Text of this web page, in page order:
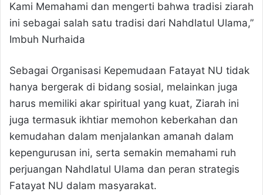
Kami Memahami dan mengerti bahwa tradisi ziarah
ini sebagai salah satu tradisi dari Nahdlatul Ulama,”
Imbuh Nurhaida
Sebagai Organisasi Kepemudaan Fatayat NU tidak
hanya bergerak di bidang sosial, melainkan juga
harus memiliki akar spiritual yang kuat, Ziarah ini
juga termasuk ikhtiar memohon keberkahan dan
kemudahan dalam menjalankan amanah dalam
kepengurusan ini, serta semakin memahami ruh
perjuangan Nahdlatul Ulama dan peran strategis
Fatayat NU dalam masyarakat.